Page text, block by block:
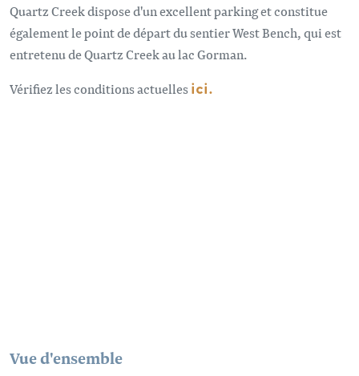
Quartz Creek dispose d'un excellent parking et constitue
également le point de départ du sentier West Bench, qui est
entretenu de Quartz Creek au lac Gorman.
Vérifiez les conditions actuellesici.
Vue d'ensemble